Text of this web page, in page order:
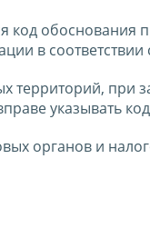
обоснования
в соответствии
территорий, при
указывать
органов и